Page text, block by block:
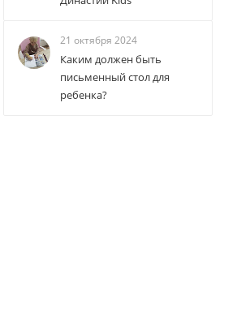
21 октября 2024
Каким должен быть
письменный стол для
ребенка?